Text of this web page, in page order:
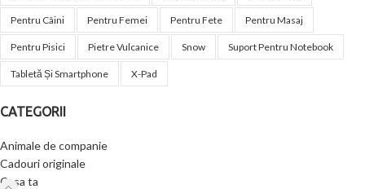
Pentru Câini Pentru Femei Pentru Fete Pentru Masaj
Pentru Pisici Pietre Vulcanice Snow Suport Pentru Notebook
Tabletă Și Smartphone X-Pad
CATEGORII
Animale de companie
Cadouri originale
Casa ta